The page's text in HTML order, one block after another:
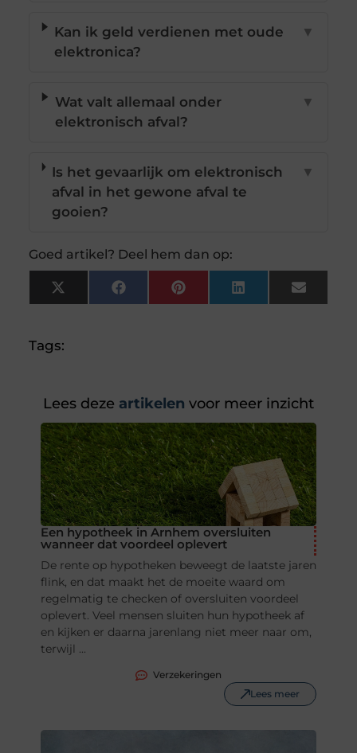
Kan ik geld verdienen met oude
elektronica?
▼
Wat valt allemaal onder
elektronisch afval?
▼
Is het gevaarlijk om elektronisch
afval in het gewone afval te
gooien?
▼
Goed artikel? Deel hem dan op:
X
(Twitter)
FacebookPinterestLinkedInEmail
Tags:
Lees deze artikelen voor meer inzicht
Een hypotheek in Arnhem oversluiten
wanneer dat voordeel oplevert
De rente op hypotheken beweegt de laatste jaren
flink, en dat maakt het de moeite waard om
regelmatig te checken of oversluiten voordeel
oplevert. Veel mensen sluiten hun hypotheek af
en kijken er daarna jarenlang niet meer naar om,
terwijl ...
Verzekeringen
Lees meer